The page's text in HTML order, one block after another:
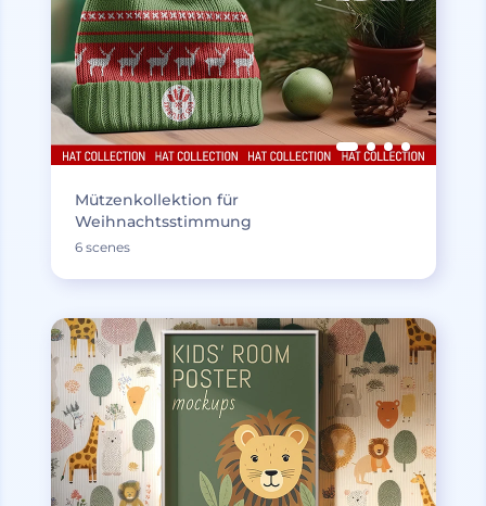
Mützenkollektion für
Weihnachtsstimmung
6 scenes